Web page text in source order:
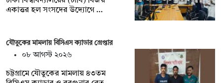
একাত্তর হল সংসদের উদ্যোগে …
যৌতুকের মামলায় বিসিএস ক্যাডার গ্রেপ্তার
০৮ আগস্ট ২০২৬
চট্টগ্রামে যৌতুকের মামলায় ৪৩তম